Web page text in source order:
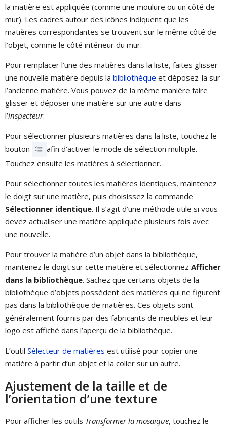
la matière est appliquée (comme une moulure ou un côté de
mur). Les cadres autour des icônes indiquent que les
matières correspondantes se trouvent sur le même côté de
l’objet, comme le côté intérieur du mur.
Pour remplacer l’une des matières dans la liste, faites glisser
une nouvelle matière depuis la bibliothèque et déposez-la sur
l’ancienne matière. Vous pouvez de la même manière faire
glisser et déposer une matière sur une autre dans
l’inspecteur.
Pour sélectionner plusieurs matières dans la liste, touchez le
bouton
afin d’activer le mode de sélection multiple.
Touchez ensuite les matières à sélectionner.
Pour sélectionner toutes les matières identiques, maintenez
le doigt sur une matière, puis choisissez la commande
Sélectionner identique. Il s’agit d’une méthode utile si vous
devez actualiser une matière appliquée plusieurs fois avec
une nouvelle.
Pour trouver la matière d’un objet dans la bibliothèque,
maintenez le doigt sur cette matière et sélectionnez Afficher
dans la bibliothèque. Sachez que certains objets de la
bibliothèque d’objets possèdent des matières qui ne figurent
pas dans la bibliothèque de matières. Ces objets sont
généralement fournis par des fabricants de meubles et leur
logo est affiché dans l’aperçu de la bibliothèque.
L’outil Sélecteur de matières est utilisé pour copier une
matière à partir d’un objet et la coller sur un autre.
Ajustement de la taille et de
l’orientation d’une texture
Pour afficher les outils Transformer la mosaïque, touchez le